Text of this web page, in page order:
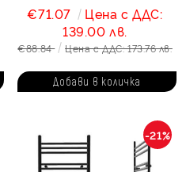
€71.07
Цена с ДДС:
139.00 лв.
€88.84 Цена с ДДС: 173.76 лв.
-21%